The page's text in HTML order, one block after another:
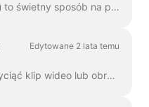
Animowane paski postępu to świetny sposób na przyciągnięcie uwagi widzów i wydłużenie czasu oglądania filmu. Dowiedz się, jak dodać dynamiczny pasek postępu do...
Edytowane 2 lata temu
W Wave.video można przyciąć klip wideo lub obraz. Funkcja ta działa zarówno w przypadku klipów wideo/obrazów przesłanych do kreatora wideo, jak i tych wybranych przez...